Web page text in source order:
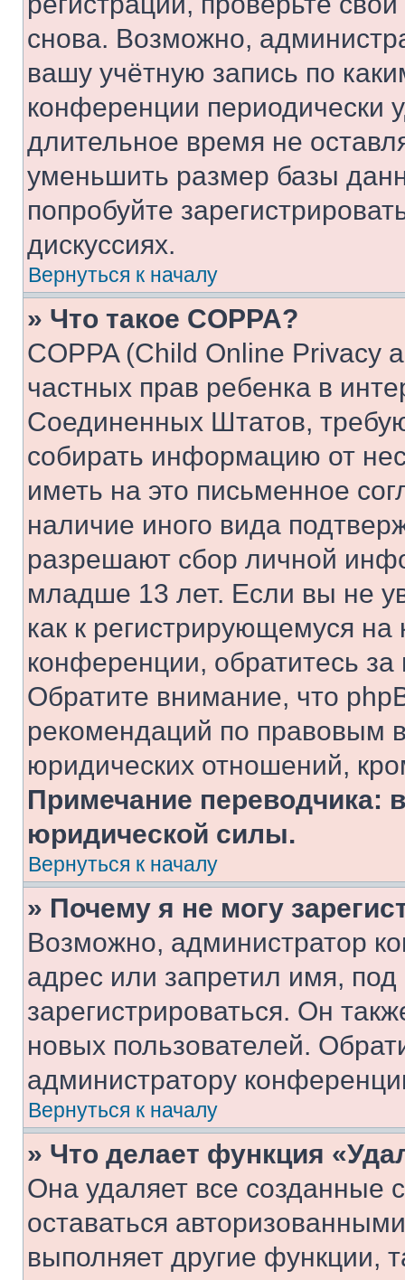
снова. Возможно,
вашу учётную запись по
конференции периодически
длительное время не
уменьшить размер базы
попробуйте
дискуссиях.
Вернуться к началу
» Что такое COPPA?
COPPA (Child Online Privacy
частных прав ребенка в
Соединенных Штатов,
собирать информацию от
иметь на это письменное
наличие иного вида
разрешают сбор личной
младше 13 лет. Если вы не
как к регистрирующемуся
конференции, обратитесь
Обратите внимание, что
рекомендаций по правовым
юридических отношений,
Примечание переводчика:
юридической силы.
Вернуться к началу
» Почему я не могу
Возможно, администратор
адрес или запретил имя,
зарегистрироваться. Он
новых пользователей.
администратору
Вернуться к началу
» Что делает функция
Она удаляет все созданные
оставаться
выполняет другие функции,